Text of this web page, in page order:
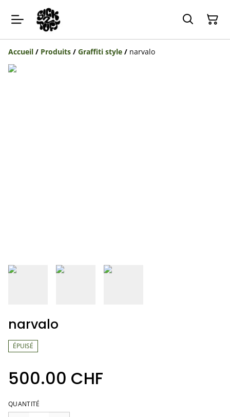
Accueil / Produits / Graffiti style / narvalo
narvalo
ÉPUISÉ
500.00 CHF
QUANTITÉ